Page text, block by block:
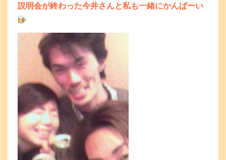
説明会が終わった今井さんと私も一緒にかんぱーい